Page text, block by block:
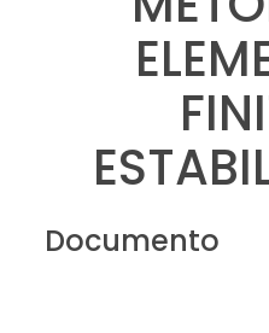
Documento